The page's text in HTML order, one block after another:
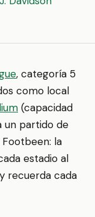
, categoría 5
como local
(capacidad
un partido de
la
estadio al
recuerda cada